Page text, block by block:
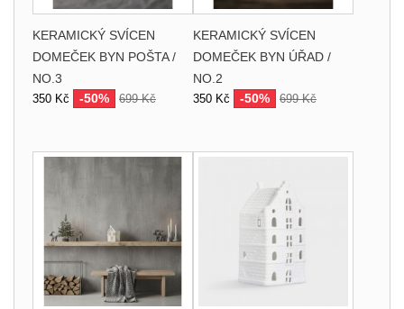
KERAMICKÝ SVÍCEN
DOMEČEK BYN POŠTA /
NO.3
350 Kč -50% 699 Kč
KERAMICKÝ SVÍCEN
DOMEČEK BYN ÚŘAD /
NO.2
350 Kč -50% 699 Kč